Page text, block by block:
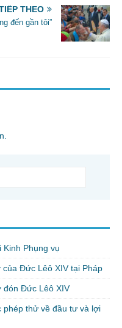
THEO
đến gần tôi”
Kinh Phụng vụ
Đức Lêô XIV tại Pháp
đón Đức Lêô XIV
phép thử về đầu tư và lợi